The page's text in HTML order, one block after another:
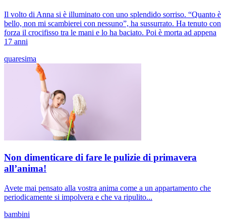
Il volto di Anna si è illuminato con uno splendido sorriso. “Quanto è
bello, non mi scambierei con nessuno”, ha sussurrato. Ha tenuto con
forza il crocifisso tra le mani e lo ha baciato. Poi è morta ad appena
17 anni
quaresima
Non dimenticare di fare le pulizie di primavera
all’anima!
Avete mai pensato alla vostra anima come a un appartamento che
periodicamente si impolvera e che va ripulito...
bambini